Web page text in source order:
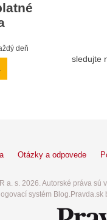
deň
sledujte
Otázky a odpovede
a. s. 2026. Autorské práva
systém